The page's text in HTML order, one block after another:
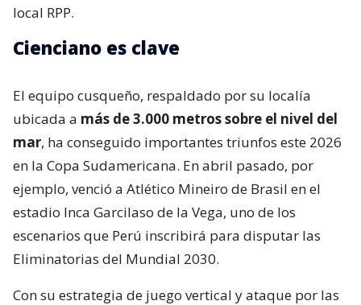
local RPP.
Cienciano es clave
El equipo cusqueño, respaldado por su localía
ubicada a más de 3.000 metros sobre el nivel del
mar, ha conseguido importantes triunfos este 2026
en la Copa Sudamericana. En abril pasado, por
ejemplo, venció a Atlético Mineiro de Brasil en el
estadio Inca Garcilaso de la Vega, uno de los
escenarios que Perú inscribirá para disputar las
Eliminatorias del Mundial 2030.
Con su estrategia de juego vertical y ataque por las